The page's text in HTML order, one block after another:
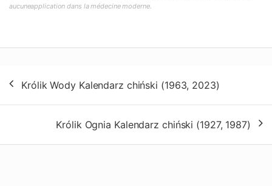
aucuneapplication dans la médecine moderne.
wpisuKrólik Wody Kalendarz chiński (1963, 2023)
Królik Ognia Kalendarz chiński (1927, 1987)